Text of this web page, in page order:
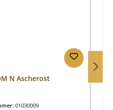
N Ascherost
01030009